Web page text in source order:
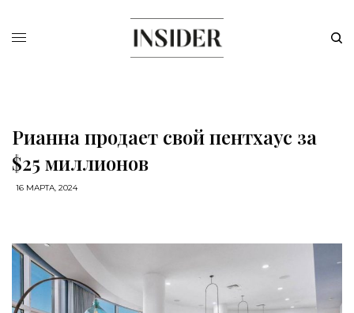
Рианна продает свой пентхаус за
$25 миллионов
16 МАРТА, 2024